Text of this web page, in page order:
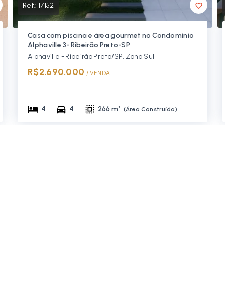
Ref.: 17152
Casa com piscina e área gourmet no Condomínio
Alphaville 3- Ribeirão Preto-SP
Alphaville - Ribeirão Preto/SP, Zona Sul
R$2.690.000 / VENDA
4 4 266 m² (Área Construída)